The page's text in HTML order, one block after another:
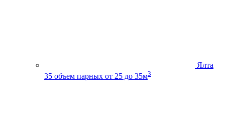
Ялта
35 объем парных от 25 до 35м3